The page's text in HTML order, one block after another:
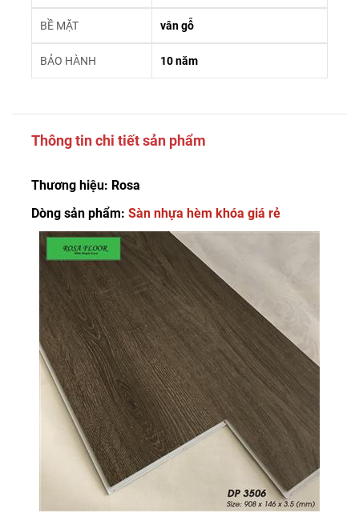
BỀ MẶT vân gỗ
BẢO HÀNH 10 năm
Thông tin chi tiết sản phẩm
Thương hiệu: Rosa
Dòng sản phẩm: Sàn nhựa hèm khóa giá rẻ